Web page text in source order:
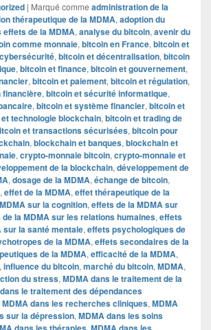
| Marqué comme administration de la
thérapeutique de la MDMA, adoption du
effets de la MDMA, analyse du bitcoin, avenir du
comme monnaie, bitcoin en France, bitcoin et
, bitcoin et décentralisation, bitcoin
, bitcoin et finance, bitcoin et gouvernement,
, bitcoin et paiement, bitcoin et régulation,
financière, bitcoin et sécurité informatique,
, bitcoin et système financier, bitcoin et
technologie blockchain, bitcoin et trading de
et transactions sécurisées, bitcoin pour
, blockchain et banques, blockchain et
, crypto-monnaie bitcoin, crypto-monnaie et
de la blockchain, développement de
, dosage de la MDMA, échange de bitcoin,
, effet de la MDMA, effet thérapeutique de la
sur la cognition, effets de la MDMA sur
la MDMA sur les relations humaines, effets
sur la santé mentale, effets psychologiques de
de la MDMA, effets secondaires de la
de la MDMA, efficacité de la MDMA,
, influence du bitcoin, marché du bitcoin, MDMA,
du stress, MDMA dans le traitement de la
le traitement des dépendances
MDMA dans les recherches cliniques, MDMA
sur la dépression, MDMA dans les soins